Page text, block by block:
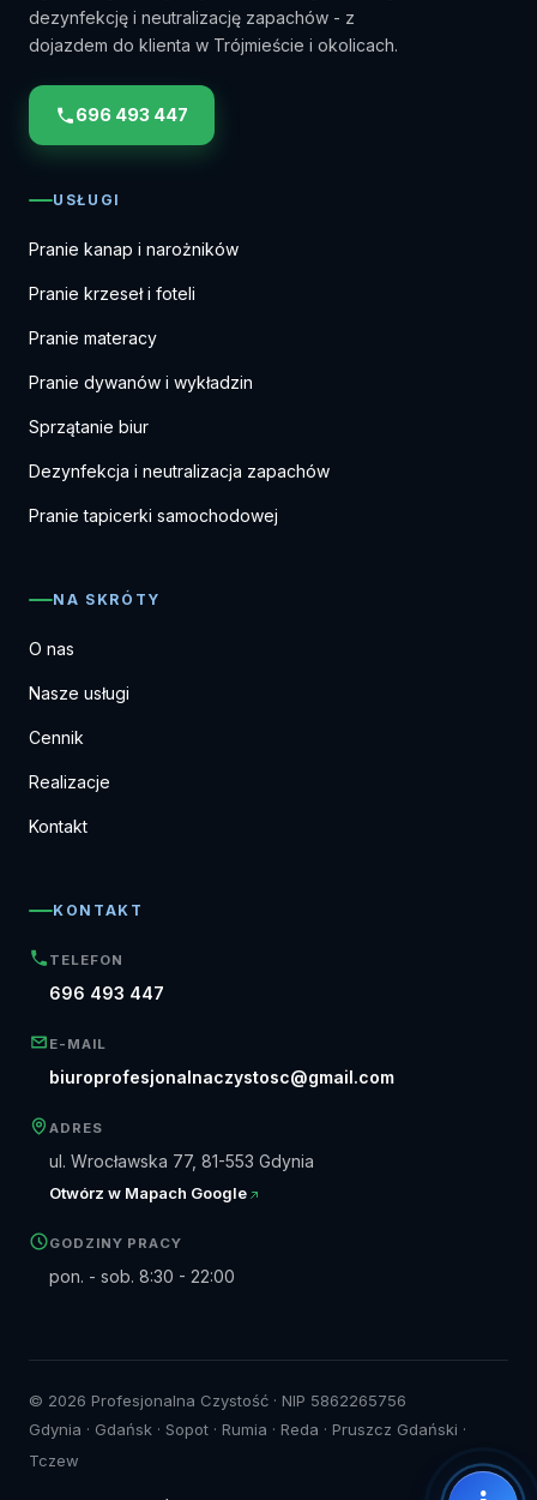
dezynfekcję i neutralizację zapachów - z
dojazdem do klienta w Trójmieście i okolicach.
696 493 447
USŁUGI
Pranie kanap i narożników
Pranie krzeseł i foteli
Pranie materacy
Pranie dywanów i wykładzin
Sprzątanie biur
Dezynfekcja i neutralizacja zapachów
Pranie tapicerki samochodowej
NA SKRÓTY
O nas
Nasze usługi
Cennik
Realizacje
Kontakt
KONTAKT
TELEFON
696 493 447
E-MAIL
biuroprofesjonalnaczystosc@gmail.com
ADRES
ul. Wrocławska 77, 81-553 Gdynia
Otwórz w Mapach Google
GODZINY PRACY
pon. - sob. 8:30 - 22:00
© 2026 Profesjonalna Czystość · NIP 5862265756
Gdynia · Gdańsk · Sopot · Rumia · Reda · Pruszcz Gdański ·
Tczew